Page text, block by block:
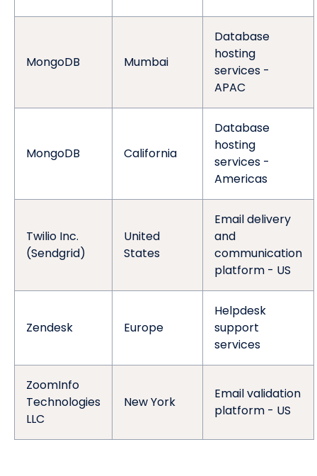
MongoDB Mumbai
Database
hosting
services -
APAC
MongoDB California
Database
hosting
services -
Americas
Twilio Inc.
(Sendgrid)
United
States
Email delivery
and
communication
platform - US
Zendesk Europe
Helpdesk
support
services
ZoomInfo
Technologies
LLC
New York
Email validation
platform - US